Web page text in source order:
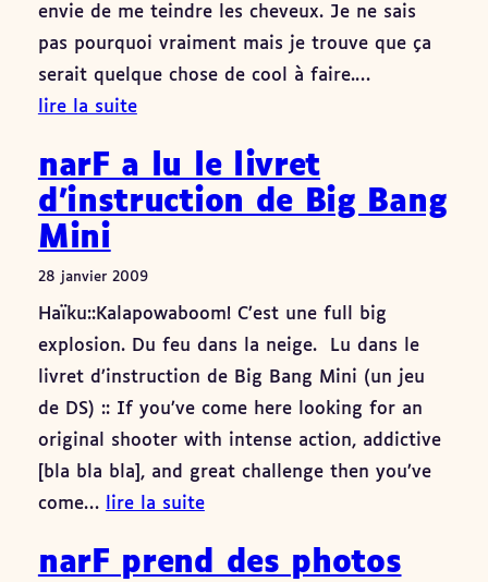
envie de me teindre les cheveux. Je ne sais
pas pourquoi vraiment mais je trouve que ça
serait quelque chose de cool à faire.…
lire la suite
narF a lu le livret
d’instruction de Big Bang
Mini
28 janvier 2009
Haïku::Kalapowaboom! C’est une full big
explosion. Du feu dans la neige. Lu dans le
livret d’instruction de Big Bang Mini (un jeu
de DS) :: If you’ve come here looking for an
original shooter with intense action, addictive
[bla bla bla], and great challenge then you’ve
come…
lire la suite
narF prend des photos